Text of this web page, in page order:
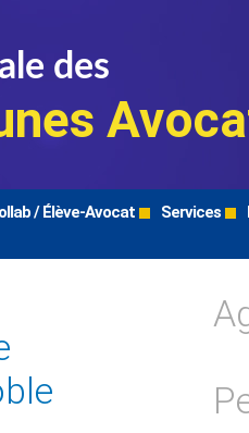
des
/ Élève-Avocat Services